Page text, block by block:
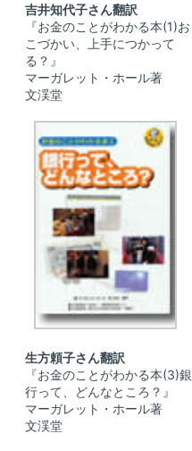
吉井知代子さん翻訳
『お金のことがわかる本(1)お
こづかい、上手につかって
る？』
マーガレット・ホール著
文渓堂
生方頼子さん翻訳
『お金のことがわかる本(3)銀
行って、どんなところ？』
マーガレット・ホール著
文渓堂